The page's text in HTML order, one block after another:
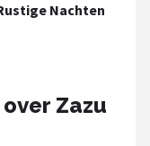
Nachten
Zazu